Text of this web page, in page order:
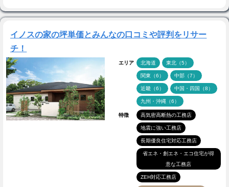
イノスの家の坪単価とみんなの口コミや評判をリサー
チ！
エリア 北海道 東北（5）
関東（6） 中部（7）
近畿（6） 中国・四国（8）
九州・沖縄（6）
特徴 高気密高断熱の工務店
地震に強い工務店
長期優良住宅対応工務店
省エネ・創エネ・エコ住宅が得
意な工務店
ZEH対応工務店